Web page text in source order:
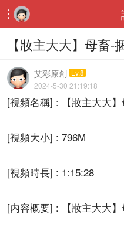

【妝主大大】母畜-
艾彩原創 Lv.8
2024-5-30 21:19:18
[視頻名稱] : 【妝主大大
[視頻大小] : 796M
[視頻時長] : 1:15:28
[内容概要] : 【妝主大大